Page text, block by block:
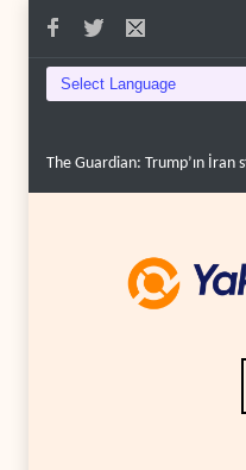
The Guardian: Trump’ın İran